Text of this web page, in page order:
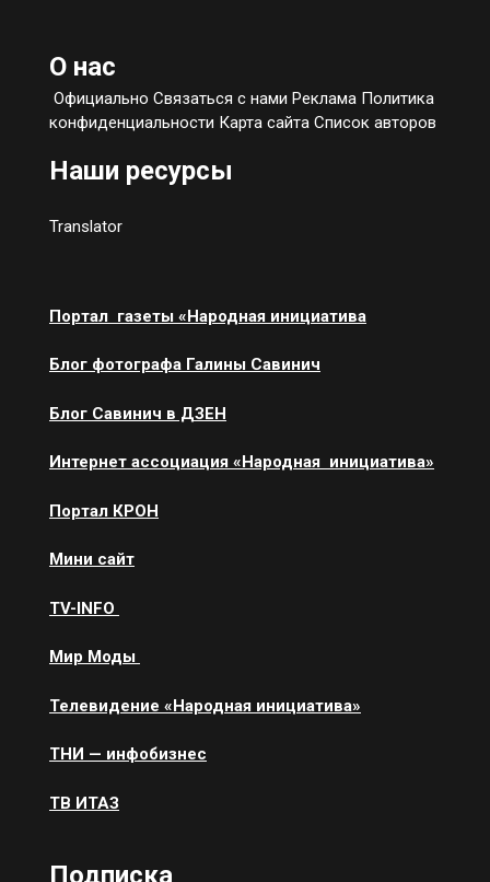
О нас
Официально Связаться с нами Реклама Политика
конфиденциальности Карта сайта Список авторов
Наши ресурсы
Translator
Портал газеты «Народная инициатива
Блог фотографа Галины Савинич
Блог Савинич в ДЗЕН
Интернет ассоциация «Народная инициатива»
Портал КРОН
Мини сайт
ТV-INFO
Мир Моды
Телевидение «Народная инициатива»
ТНИ — инфобизнес
ТВ ИТАЗ
Подписка